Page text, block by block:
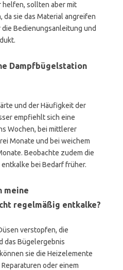
helfen, sollten aber mit
sie das Material angreifen
die Bedienungsanleitung und
Dampfbügelstation
und der Häufigkeit der
empfiehlt sich eine
Wochen, bei mittlerer
Monate und bei weichem
Beobachte zudem die
bei Bedarf früher.
meine
regelmäßig entkalke?
verstopfen, die
das Bügelergebnis
sie die Heizelemente
oder einem